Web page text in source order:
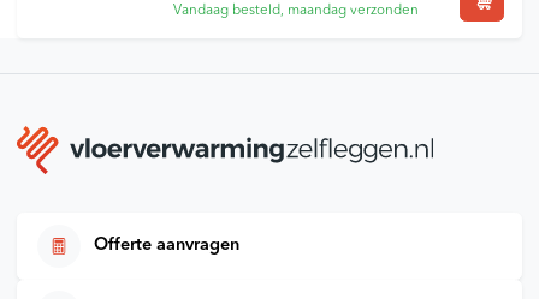
Vandaag besteld, maandag verzonden
Offerte aanvragen